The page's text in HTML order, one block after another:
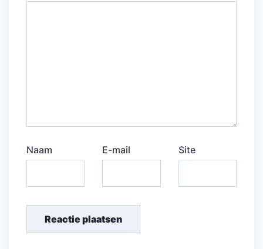
Naam E-mail Site